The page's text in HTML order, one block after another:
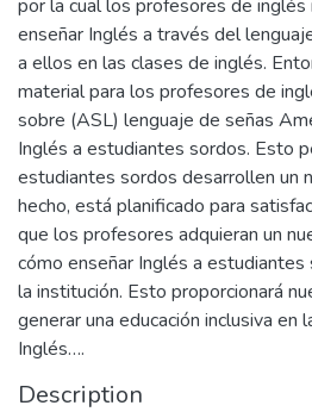
por la cual los profesores de
enseñar Inglés a través del
a ellos en las clases de inglés.
material para los profesores de
sobre (ASL) lenguaje de señas
Inglés a estudiantes sordos. Esto
estudiantes sordos desarrollen un
hecho, está planificado para
que los profesores adquieran un
cómo enseñar Inglés a
la institución. Esto proporcionará
generar una educación inclusiva en
Inglés….
Description